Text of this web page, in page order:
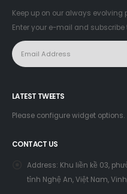
Keep up on our always
Enter your e-mail and subscribe
LATEST TWEETS
Please configure widget options.
CONTACT US
Address: Khu liền kề 03,
tỉnh Nghệ An, Việt Nam,